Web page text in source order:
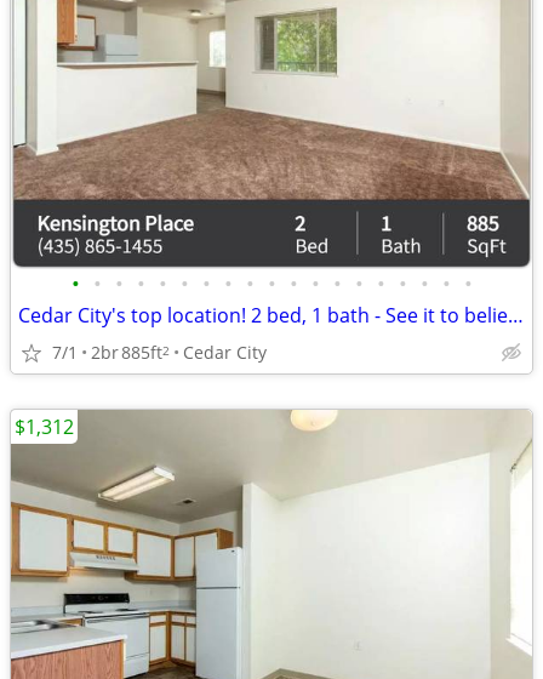
• • • • • • • • • • • • • • • • • • •
Cedar City's top location! 2 bed, 1 bath - See it to believe it!
7/1 2br885ft2 Cedar City
$1,312